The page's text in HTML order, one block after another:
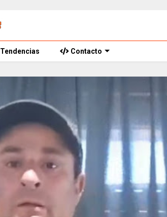
Tendencias Contacto